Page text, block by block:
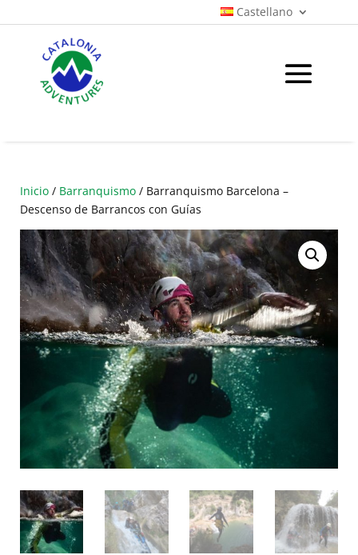
Castellano
Inicio/ Barranquismo/ Barranquismo Barcelona –
Descenso de Barrancos con Guías